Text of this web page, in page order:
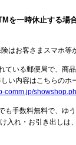
を一時休止する場
はお客さまスマホ等
ている郵便局で、商
い内容はこちらのホ
comm.jp/
も手数料無料で、ゆ
入れ・お引き出しは